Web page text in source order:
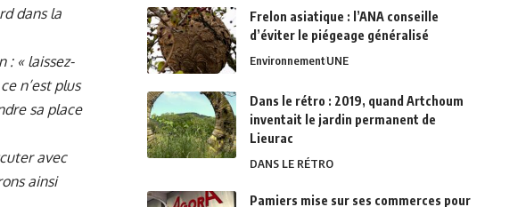
dans la
: « laissez-
n’est plus
sa place
avec
ainsi
Frelon asiatique : l’ANA conseille
d’éviter le piégeage généralisé
EnvironnementUNE
Dans le rétro : 2019, quand Artchoum
inventait le jardin permanent de
Lieurac
DANS LE RÉTRO
Pamiers mise sur ses commerces pour